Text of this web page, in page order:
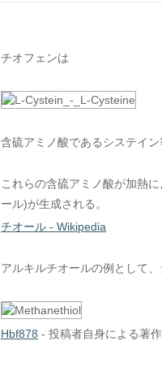
チオフェンは
含硫アミノ酸であるシステイ
これらの含硫アミノ酸が加熱
ール)が生成される。
チオール - Wikipedia
アルキルチオールの例として
Hbf878 - 投稿者自身による著